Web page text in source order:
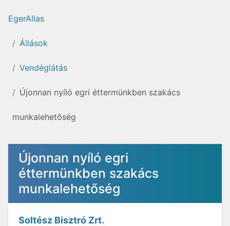
EgerAllas
Állások
Vendéglátás
Újonnan nyíló egri éttermünkben szakács
munkalehetőség
Újonnan nyíló egri
éttermünkben szakács
munkalehetőség
Soltész Bisztró Zrt.